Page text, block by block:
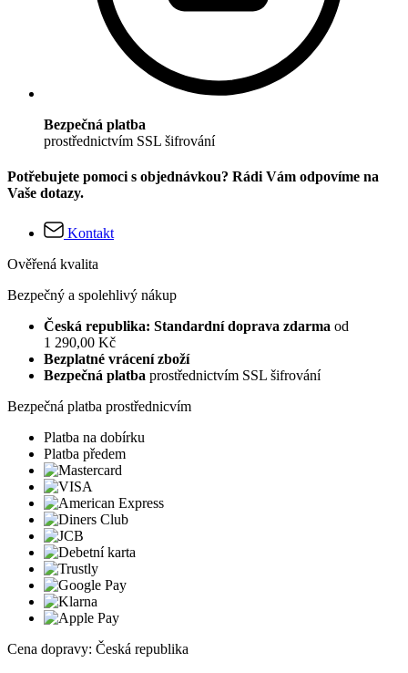
Bezpečná platba
prostřednictvím SSL šifrování
Potřebujete pomoci s objednávkou? Rádi Vám odpovíme na
Vaše dotazy.
Kontakt
Ověřená kvalita
Bezpečný a spolehlivý nákup
Česká republika: Standardní doprava zdarma od
1 290,00 Kč
Bezplatné vrácení zboží
Bezpečná platba prostřednictvím SSL šifrování
Bezpečná platba prostřednicvím
Platba na dobírku
Platba předem
Cena dopravy: Česká republika